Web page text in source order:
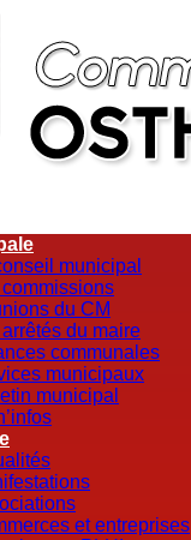
municipal
commissions
du CM
arrêtés du maire
communales
municipaux
municipal
et entreprises